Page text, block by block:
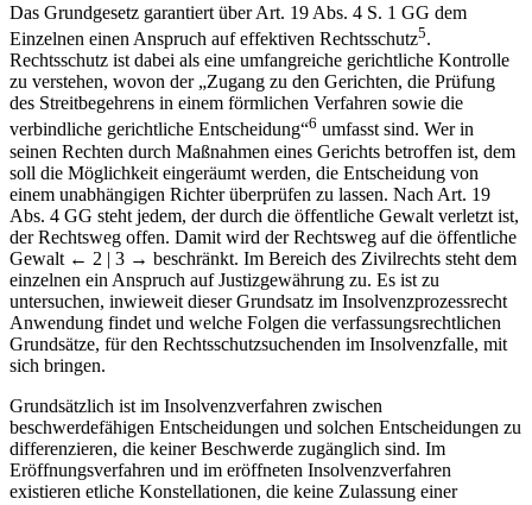
Das Grundgesetz garantiert über Art. 19 Abs. 4 S. 1 GG dem
Einzelnen einen Anspruch auf effektiven Rechtsschutz5.
Rechtsschutz ist dabei als eine umfangreiche gerichtliche Kontrolle
zu verstehen, wovon der „Zugang zu den Gerichten, die Prüfung
des Streitbegehrens in einem förmlichen Verfahren sowie die
verbindliche gerichtliche Entscheidung“6 umfasst sind. Wer in
seinen Rechten durch Maßnahmen eines Gerichts betroffen ist, dem
soll die Möglichkeit eingeräumt werden, die Entscheidung von
einem unabhängigen Richter überprüfen zu lassen. Nach Art. 19
Abs. 4 GG steht jedem, der durch die öffentliche Gewalt verletzt ist,
der Rechtsweg offen. Damit wird der Rechtsweg auf die öffentliche
Gewalt ← 2 | 3 → beschränkt. Im Bereich des Zivilrechts steht dem
einzelnen ein Anspruch auf Justizgewährung zu. Es ist zu
untersuchen, inwieweit dieser Grundsatz im Insolvenzprozessrecht
Anwendung findet und welche Folgen die verfassungsrechtlichen
Grundsätze, für den Rechtsschutzsuchenden im Insolvenzfalle, mit
sich bringen.
Grundsätzlich ist im Insolvenzverfahren zwischen
beschwerdefähigen Entscheidungen und solchen Entscheidungen zu
differenzieren, die keiner Beschwerde zugänglich sind. Im
Eröffnungsverfahren und im eröffneten Insolvenzverfahren
existieren etliche Konstellationen, die keine Zulassung einer